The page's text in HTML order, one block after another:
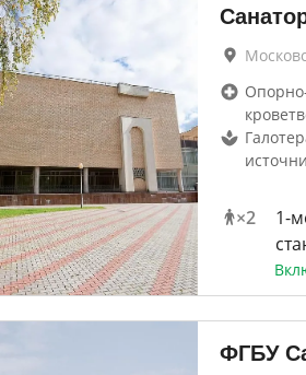
×2
1-
ФГБУ